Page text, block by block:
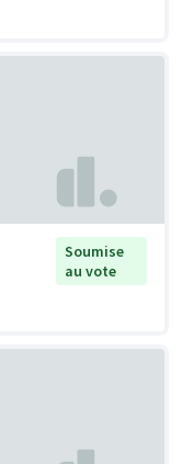
Soumise
au vote